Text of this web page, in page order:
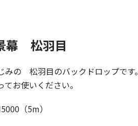
幕 松羽目
みの 松羽目のバックドロップです。
お使いください。
（5m）